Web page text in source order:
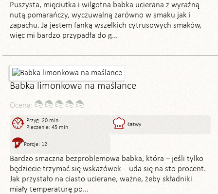
Puszysta, mięciutka i wilgotna babka ucierana z wyraźną
nutą pomarańczy, wyczuwalną zarówno w smaku jak i
zapachu. Ja jestem fanką wszelkich cytrusowych smaków,
więc mi bardzo przypadła do g...
Babka limonkowa na maślance
Ocena:
Przyg: 20 min
Pieczenie: 45 min
Łatwy
Porcje: 12
Bardzo smaczna bezproblemowa babka, która – jeśli tylko
będziecie trzymać się wskazówek – uda się na sto procent.
Jak przystało na ciasto ucierane, ważne, żeby składniki
miały temperaturę po...